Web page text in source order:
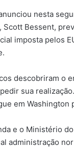
nesta
Bessent,
imposta pelos
descobriram o
sua
em
e o Ministério
administração